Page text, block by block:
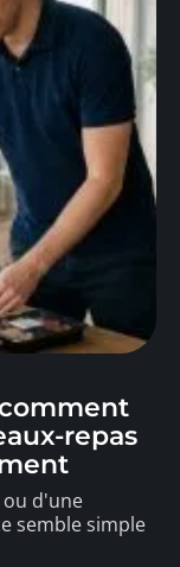
repas
d'une
semble simple